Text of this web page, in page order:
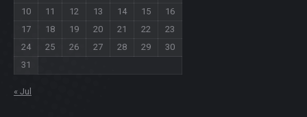
10
11 12 13 14 15
16
17
18 19 20 21 22
23
24
25 26 27 28 29
30
31
« Jul